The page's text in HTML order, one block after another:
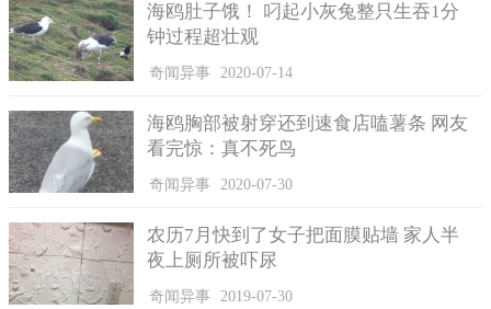
但是，此举却让该校某些学生觉得个人的隐私受到了侵犯。
为此学校还专门咨询相关权威的部门，他们声称学校的教室
不属于私人场地，是公共场所，所以“侵犯隐私”是不成立的。许
应该为此抱怨。
据悉，学校将在后期参考教育部给出的建议，根据学校的具
体情况考虑是否要在学校中的每间教室都安装该系统。
海鸥肚子饿！ 叼起小灰兔整只生吞1分
钟过程超壮观
奇闻异事 2020-07-14
海鸥胸部被射穿还到速食店嗑薯条 网友
看完惊：真不死鸟
奇闻异事 2020-07-30
农历7月快到了女子把面膜贴墙 家人半
夜上厕所被吓尿
奇闻异事 2019-07-30